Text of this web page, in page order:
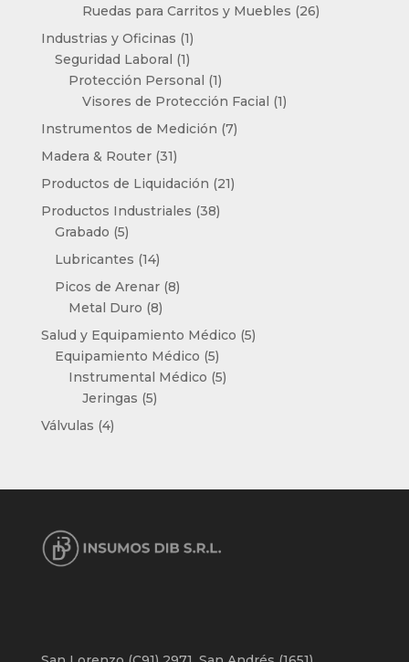
productos
Ruedas para Carritos y Muebles 2626
Industrias y Oficinas 11
producto
Seguridad Laboral 11
producto
Protección Personal 11
producto
Visores de Protección Facial 11
Instrumentos de Medición 77
Madera & Router 3131
productos
Productos de Liquidación 2121
Productos Industriales 3838
Grabado 55
productos
Lubricantes 1414
productos
Picos de Arenar 88
Metal Duro 88
productos
Salud y Equipamiento Médico 55
Equipamiento Médico 55
productos
Instrumental Médico 55
Jeringas 55
Válvulas 44